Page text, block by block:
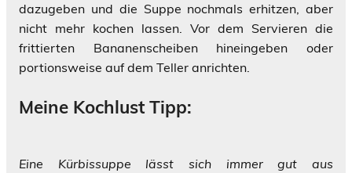
dazugeben und die Suppe nochmals erhitzen, aber
nicht mehr kochen lassen. Vor dem Servieren die
frittierten Bananenscheiben hineingeben oder
portionsweise auf dem Teller anrichten.
Meine Kochlust Tipp:
Eine Kürbissuppe lässt sich immer gut aus